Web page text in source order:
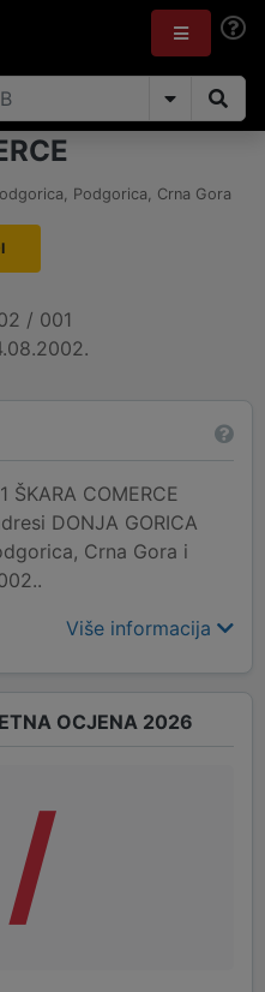
Podgorica, Crna Gora
/ 001
ŠKARA COMERCE
DONJA GORICA
Crna Gora i
Više informacija
OCJENA 2026
/